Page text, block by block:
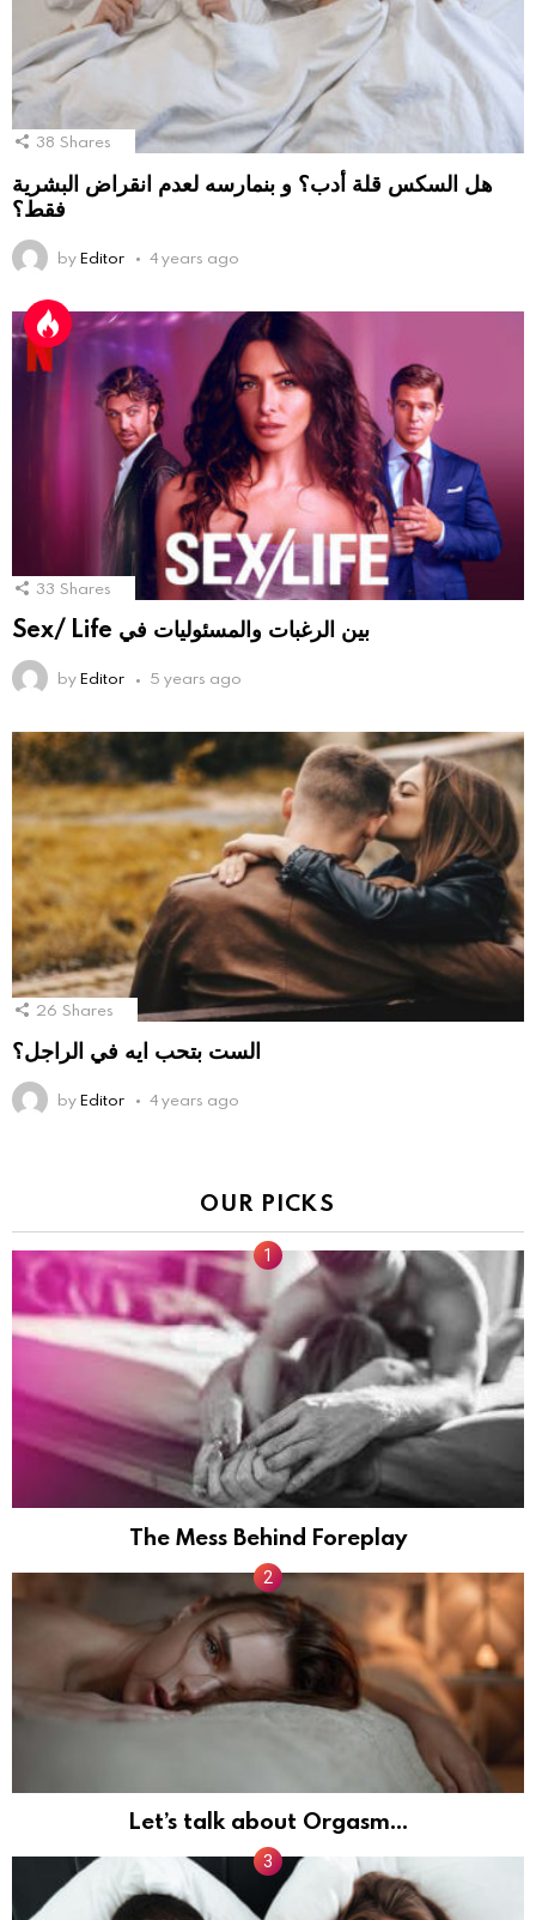
38 Shares
هل السكس قلة أدب؟ و بنمارسه لعدم انقراض البشرية
فقط؟
byEditor 4 years ago
33 Shares
Sex/ Life بين الرغبات والمسئوليات في
byEditor 5 years ago
26 Shares
الست بتحب ايه في الراجل؟
byEditor 4 years ago
OUR PICKS
The Mess Behind Foreplay
Let’s talk about Orgasm…